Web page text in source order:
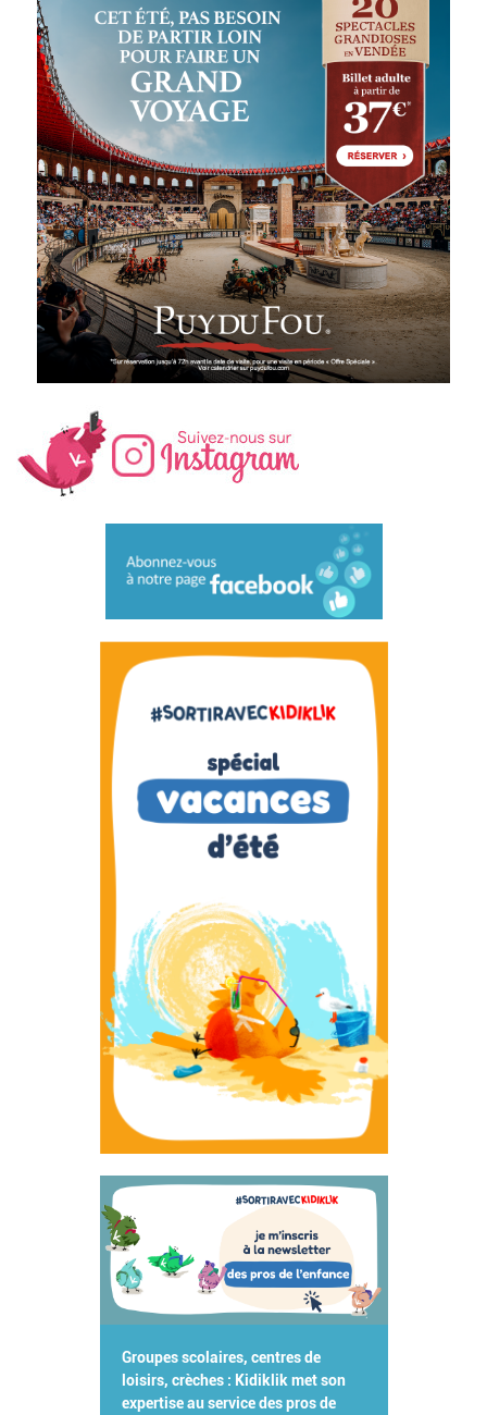
Groupes scolaires, centres de
loisirs, crèches : Kidiklik met son
expertise au service des pros de